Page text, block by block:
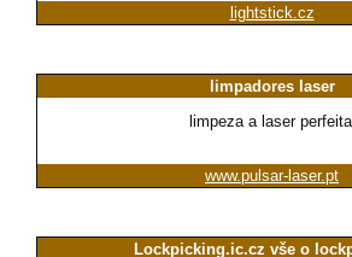
lightstick.cz
limpadores laser
limpeza a laser perfeita
www.pulsar-laser.pt
Lockpicking.ic.cz vše o